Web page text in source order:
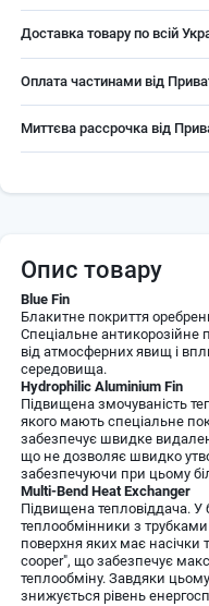
Доставка товару по всій
Оплата частинами від
Миттєва рассрочка від
Опис товару
Blue Fin
Блакитне покриття
Спеціальне
від атмосферних явищ і
середовища.
Hydrophilic Aluminium Fin
Підвищена змочуваність
якого мають спеціальне
забезпечує швидке
що не дозволяє швидко
забезпечуючи при цьому
Multi-Bend Heat Exchanger
Підвищена тепловіддача.
теплообмінники з трубками
поверхня яких має насічки
cooper", що забезпечує
теплообміну. Завдяки
знижується рівень